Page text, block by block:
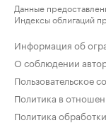
Данные
Индексы облигаций
Информация об
О соблюдении
Пользовательское
Политика в
Политика